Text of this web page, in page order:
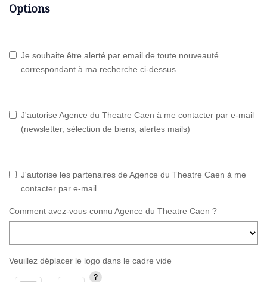
Options
Je souhaite être alerté par email de toute nouveauté
correspondant à ma recherche ci-dessus
J'autorise Agence du Theatre Caen à me contacter par e-mail
(newsletter, sélection de biens, alertes mails)
J'autorise les partenaires de Agence du Theatre Caen à me
contacter par e-mail.
Comment avez-vous connu Agence du Theatre Caen ?
Veuillez déplacer le logo dans le cadre vide